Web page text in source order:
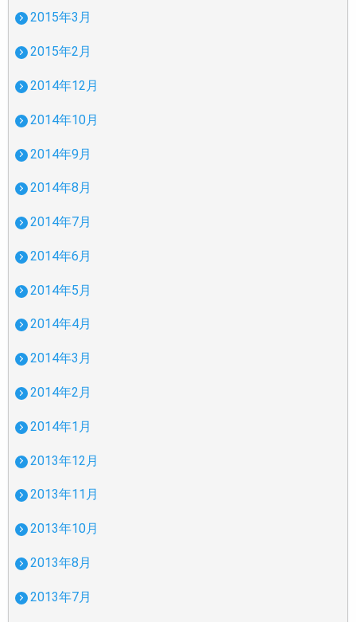
2015年3月
2015年2月
2014年12月
2014年10月
2014年9月
2014年8月
2014年7月
2014年6月
2014年5月
2014年4月
2014年3月
2014年2月
2014年1月
2013年12月
2013年11月
2013年10月
2013年8月
2013年7月